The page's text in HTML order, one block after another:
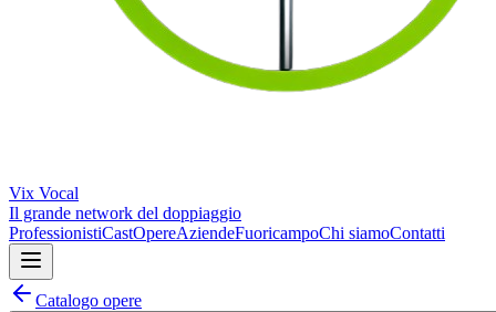
Vix Vocal
Il grande network del doppiaggio
ProfessionistiCastOpereAziendeFuoricampoChi siamoContatti
Catalogo opere